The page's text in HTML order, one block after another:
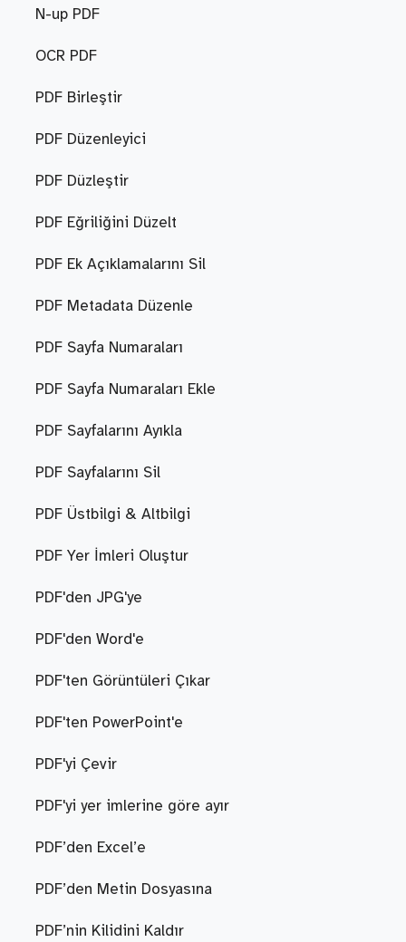
N-up PDF
OCR PDF
PDF Birleştir
PDF Düzenleyici
PDF Düzleştir
PDF Eğriliğini Düzelt
PDF Ek Açıklamalarını Sil
PDF Metadata Düzenle
PDF Sayfa Numaraları
PDF Sayfa Numaraları Ekle
PDF Sayfalarını Ayıkla
PDF Sayfalarını Sil
PDF Üstbilgi & Altbilgi
PDF Yer İmleri Oluştur
PDF'den JPG'ye
PDF'den Word'e
PDF'ten Görüntüleri Çıkar
PDF'ten PowerPoint'e
PDF'yi Çevir
PDF'yi yer imlerine göre ayır
PDF’den Excel’e
PDF’den Metin Dosyasına
PDF’nin Kilidini Kaldır